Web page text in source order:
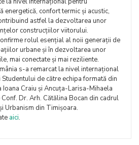
energetică, confort termic și acustic,
astfel la dezvoltarea unor
construcțiilor viitorului.
rolul esențial al noii generații de
urbane și în dezvoltarea unor
mai conectate și mai reziliente.
s-a remarcat la nivel internațional
de către echipa formată din
Ioana Craiu și Ancuța-Larisa-Mihaela
Dr. Arh. Cătălina Bocan din cadrul
Urbanism din Timișoara.
aici.